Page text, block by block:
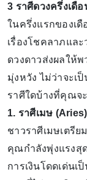
3 ราศีดวงครึ่งเดื
ในครึ่งแรกของเ
เรื่องโชคลาภและ
ดวงดาวส่งผลให้
มุ่งหวัง ไม่ว่าจะเ
ราศีใดบ้างที่คุณจ
1. ราศีเมษ (Aries)
ชาวราศีเมษเตรีย
คุณกำลังพุ่งแรงสุ
การเงินโดดเด่นเ